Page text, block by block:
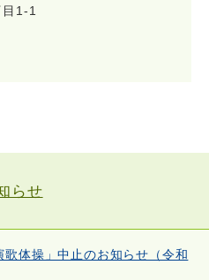
1-1
らせ
体操」中止のお知らせ（令和